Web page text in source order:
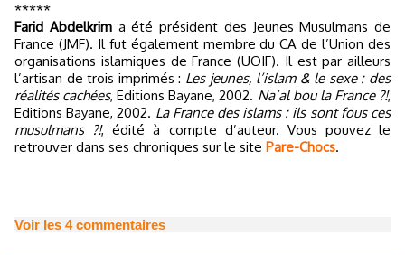
*****
Farid Abdelkrima été président des Jeunes Musulmans de
France (JMF). Il fut également membre du CA de l’Union des
organisations islamiques de France (UOIF). Il est par ailleurs
l’artisan de trois imprimés : Les jeunes, l’islam & le sexe : des
réalités cachées, Editions Bayane, 2002. Na’al bou la France ?!,
Editions Bayane, 2002. La France des islams : ils sont fous ces
musulmans ?!, édité à compte d’auteur. Vous pouvez le
retrouver dans ses chroniques sur le site Pare-Chocs.
Voir les 4commentaires